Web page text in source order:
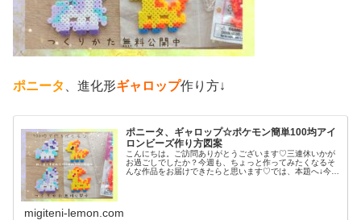
ポニータ 、進化形ギャロップ作り方↓
ポニータ、ギャロップ☆ポケモン簡単100均アイ
ロンビーズ作り方図案
こんにちは。ご訪問ありがとうございます♡三連休いかが
お過ごしでしたか？今週も、ちょっと作ってみたくなるそ
んな作品をお届けできたらと思います♡では、本題へ↓今日
migiteni-lemon.com